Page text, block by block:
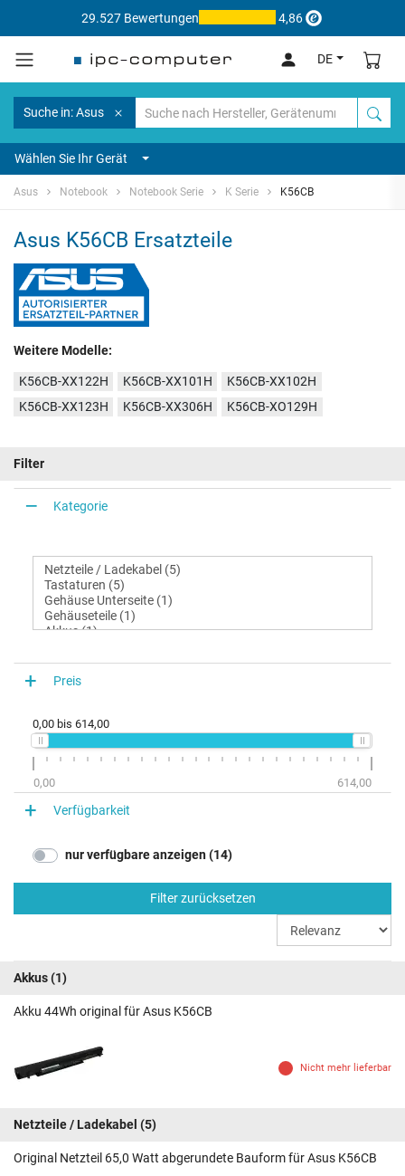
29.527 Bewertungen 4,86
DE
Suche in: Asus
Wählen Sie Ihr Gerät
Asus Notebook Notebook Serie K Serie K56CB
Asus K56CB Ersatzteile
Weitere Modelle:
K56CB-XX122H K56CB-XX101H
K56CB-XX102H
K56CB-XX123H
K56CB-XX306H K56CB-XO129H
Filter
Kategorie
Preis
0,00 bis 614,00
0,00 614,00
Verfügbarkeit
nur verfügbare anzeigen (14)
Filter zurücksetzen
Akkus(1)
Akku 44Wh original für Asus K56CB
Nicht mehr lieferbar
Netzteile / Ladekabel (5)
Original Netzteil 65,0 Watt abgerundete Bauform für Asus K56CB